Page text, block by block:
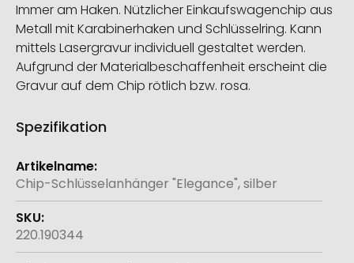
Immer am Haken. Nützlicher Einkaufswagenchip aus
Metall mit Karabinerhaken und Schlüsselring. Kann
mittels Lasergravur individuell gestaltet werden.
Aufgrund der Materialbeschaffenheit erscheint die
Gravur auf dem Chip rötlich bzw. rosa.
Spezifikation
Weitere
Informationen
Chip-Schlüsselanhänger "Elegance", silber
220.190344